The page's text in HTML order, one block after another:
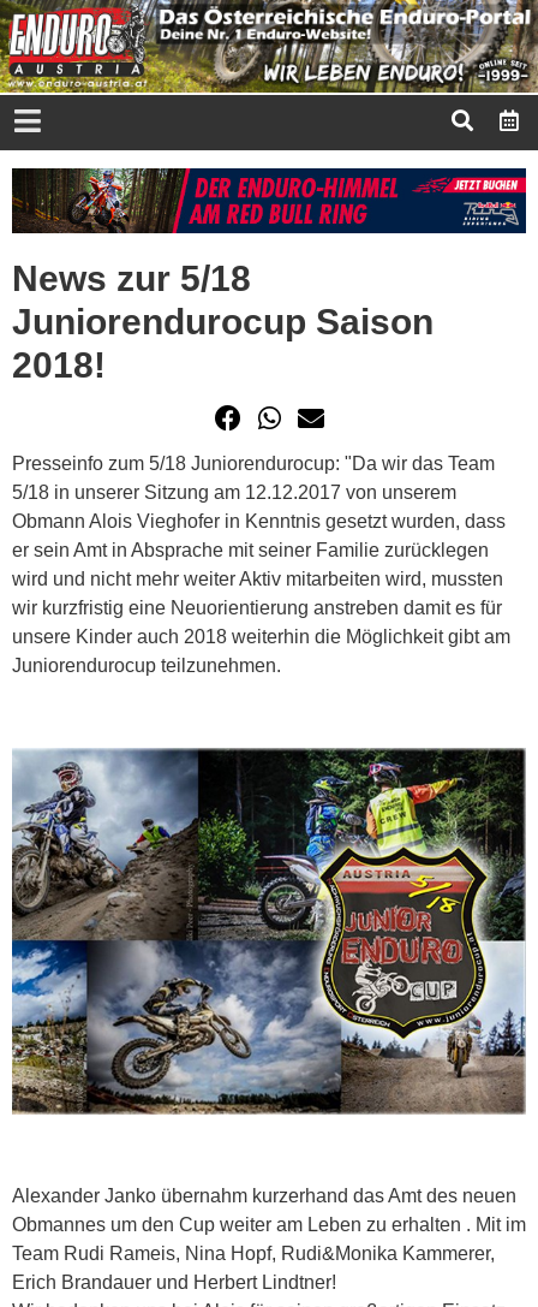
News zur 5/18
Juniorendurocup Saison
2018!
Presseinfo zum 5/18 Juniorendurocup: "Da wir das Team
5/18 in unserer Sitzung am 12.12.2017 von unserem
Obmann Alois Vieghofer in Kenntnis gesetzt wurden, dass
er sein Amt in Absprache mit seiner Familie zurücklegen
wird und nicht mehr weiter Aktiv mitarbeiten wird, mussten
wir kurzfristig eine Neuorientierung anstreben damit es für
unsere Kinder auch 2018 weiterhin die Möglichkeit gibt am
Juniorendurocup teilzunehmen.
Alexander Janko übernahm kurzerhand das Amt des neuen
Obmannes um den Cup weiter am Leben zu erhalten . Mit im
Team Rudi Rameis, Nina Hopf, Rudi&Monika Kammerer,
Erich Brandauer und Herbert Lindtner!